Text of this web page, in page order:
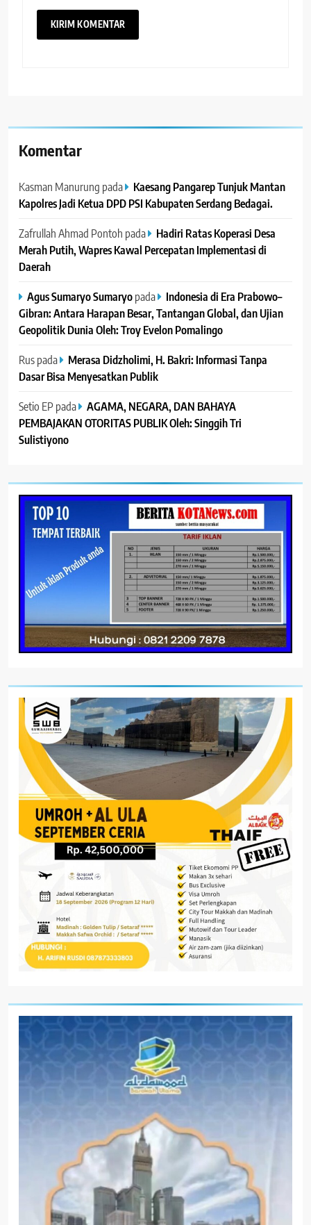
Komentar
Kasman Manurung pada
Kaesang Pangarep Tunjuk Mantan
Kapolres Jadi Ketua DPD PSI Kabupaten Serdang Bedagai. ‎ ‎
Zafrullah Ahmad Pontoh pada
Hadiri Ratas Koperasi Desa
Merah Putih, Wapres Kawal Percepatan Implementasi di
Daerah
Agus Sumaryo Sumaryopada
Indonesia di Era Prabowo–
Gibran: Antara Harapan Besar, Tantangan Global, dan Ujian
Geopolitik Dunia Oleh: Troy Evelon Pomalingo
Ruspada
Merasa Didzholimi, H. Bakri: Informasi Tanpa
Dasar Bisa Menyesatkan Publik
Setio EP pada
AGAMA, NEGARA, DAN BAHAYA
PEMBAJAKAN OTORITAS PUBLIK Oleh: Singgih Tri
Sulistiyono